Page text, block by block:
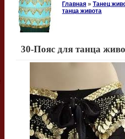
Главная » Танец
танца живота
30-Пояс для танца